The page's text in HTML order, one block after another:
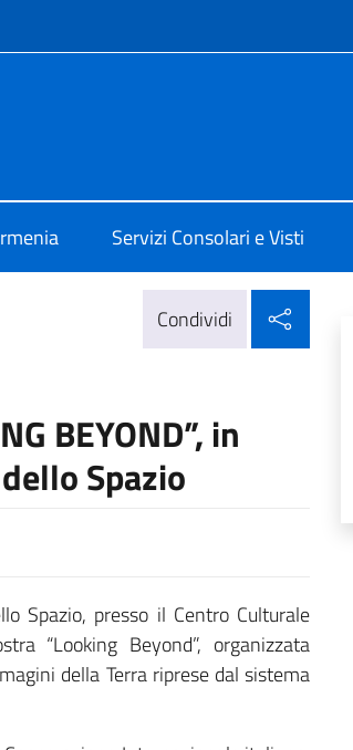
Servizi Consolari e Visti
Condividi
BEYOND”, in
Spazio
Spazio, presso il Centro Culturale
“Looking Beyond”, organizzata
della Terra riprese dal sistema